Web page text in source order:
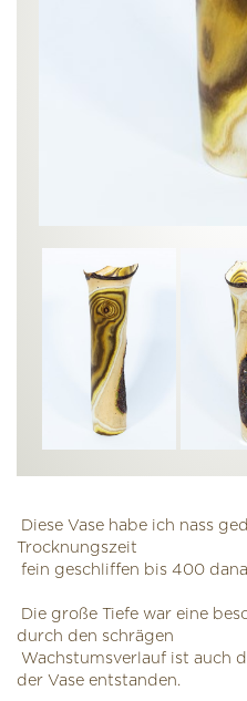
Diese Vase habe ich nass
Trocknungszeit
fein geschliffen bis 400
Die große Tiefe war eine
durch den schrägen
Wachstumsverlauf ist auch
der Vase entstanden.